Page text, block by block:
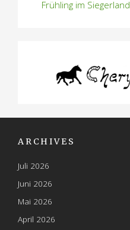
Frühling im Siegerland
ARCHIVES
Juli 2026
Juni 2026
Mai 2026
April 2026